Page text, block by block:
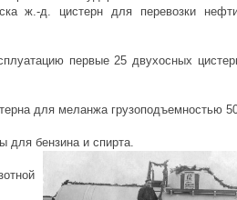
ж.-д. цистерн для перевозки
первые 25 двухосных
для меланжа грузоподъемностью
для бензина и спирта.